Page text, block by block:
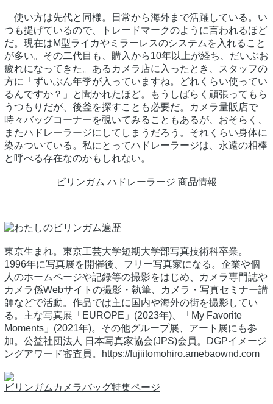
使い方は先代と同様。日常から海外まで活躍している。い
つも提げているので、トレードマークのように言われるほど
だ。現在はM型ライカやミラーレスのシステムを入れること
が多い。その二代目も、購入から10年以上が経ち、だいぶお
疲れになってきた。あるカメラ店に入ったとき、スタッフの
方に「ずいぶん年季が入っていますね。どれくらい使ってい
るんですか？」と聞かれたほど。もうしばらく頑張ってもら
うつもりだが、後釜を探すことも必要だ。カメラ量販店で
時々バッグコーナーを覗いてみることもあるが、おそらく、
またハドレーラージにしてしまうだろう。それくらい身体に
染みついている。私にとってハドレーラージは、永遠の相棒
と呼べる存在なのかもしれない。
ビリンガム ハドレーラージ 商品情報
東京生まれ。東京工芸大学短期大学部写真技術科卒業。
1996年に写真展を開催後、フリー写真家になる。企業や個
人のホームページや記録等の撮影をはじめ、カメラ専門誌や
カメラ係Webサイトの撮影・執筆、カメラ・写真セミナー講
師などで活動。作品では主に国内や海外の街を撮影してい
る。主な写真展「EUROPE」(2023年)、「My Favorite
Moments」(2021年)。その他グループ展、アート展にも参
加。公益社団法人 日本写真家協会(JPS)会員。DGPイメージ
ングアワード審査員。https://fujiitomohiro.amebaownd.com
ビリンガムカメラバッグ特集ページ